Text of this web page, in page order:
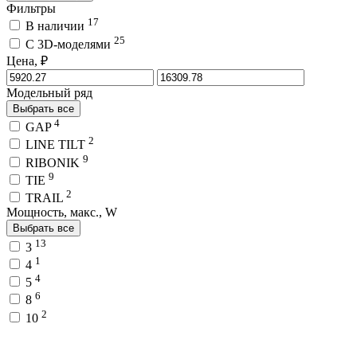
Фильтры
В наличии 17
C 3D-моделями 25
Цена, ₽
Модельный ряд
Выбрать все
GAP 4
LINE TILT 2
RIBONIK 9
TIE 9
TRAIL 2
Мощность, макс., W
Выбрать все
3 13
4 1
5 4
8 6
10 2